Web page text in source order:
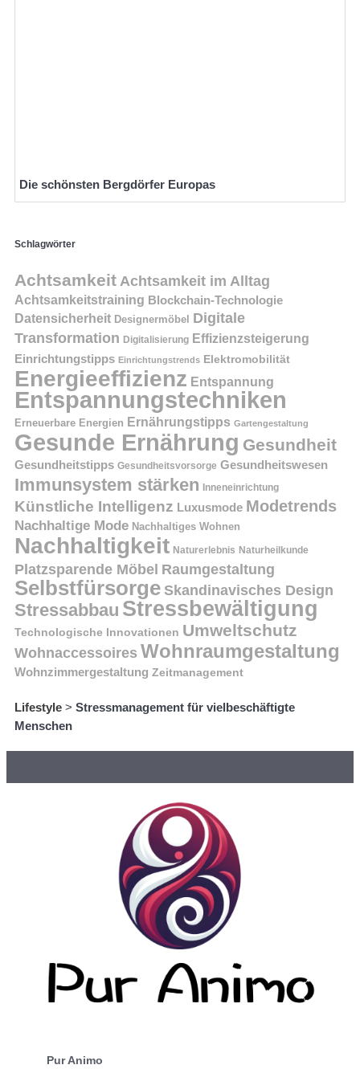
Die schönsten Bergdörfer Europas
Schlagwörter
Achtsamkeit Achtsamkeit im Alltag
Achtsamkeitstraining Blockchain-Technologie
Datensicherheit Designermöbel
Digitale
Transformation Digitalisierung Effizienzsteigerung
Einrichtungstipps Einrichtungstrends Elektromobilität
Energieeffizienz Entspannung
Entspannungstechniken
Erneuerbare Energien Ernährungstipps Gartengestaltung
Gesunde Ernährung Gesundheit
Gesundheitstipps Gesundheitsvorsorge Gesundheitswesen
Immunsystem stärken Inneneinrichtung
Künstliche Intelligenz Luxusmode Modetrends
Nachhaltige Mode Nachhaltiges Wohnen
Nachhaltigkeit Naturerlebnis Naturheilkunde
Platzsparende Möbel Raumgestaltung
Selbstfürsorge Skandinavisches Design
Stressabbau Stressbewältigung
Technologische Innovationen Umweltschutz
Wohnaccessoires Wohnraumgestaltung
Wohnzimmergestaltung Zeitmanagement
Lifestyle > Stressmanagement für vielbeschäftigte
Menschen
Pur Animo